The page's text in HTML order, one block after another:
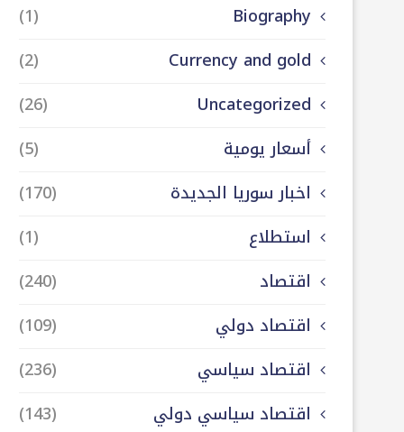
Biography
(1)
Currency and gold
(2)
Uncategorized
(26)
أسعار يومية
(5)
اخبار سوريا الجديدة
(170)
استطلاع
(1)
اقتصاد
(240)
اقتصاد دولي
(109)
اقتصاد سياسي
(236)
اقتصاد سياسي دولي
(143)